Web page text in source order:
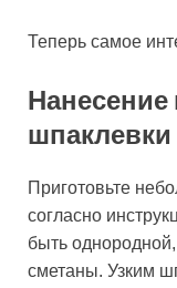
Теперь самое
Нанесение
шпаклевки
Приготовьте
согласно
быть однородной,
сметаны. Узким